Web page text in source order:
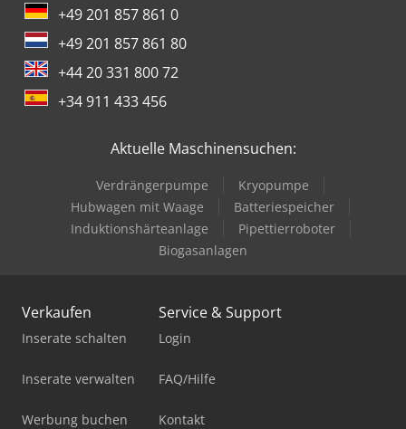
+49 201 857 861 0
+49 201 857 861 80
+44 20 331 800 72
+34 911 433 456
Aktuelle Maschinensuchen:
Verdrängerpumpe
Kryopumpe
Hubwagen mit Waage
Batteriespeicher
Induktionshärteanlage
Pipettierroboter
Biogasanlagen
Verkaufen
Inserate schalten
Inserate verwalten
Werbung buchen
Service & Support
Login
FAQ/Hilfe
Kontakt